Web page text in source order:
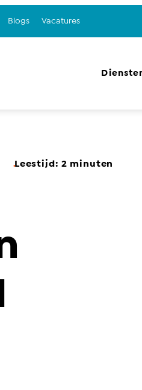
Blogs Vacatures
.Leestijd: 2 minuten